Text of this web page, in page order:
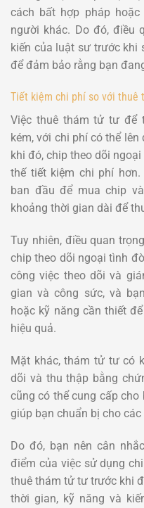
cách bất hợp pháp
người khác. Do đó, điều
kiến của luật sư trước khi
để đảm bảo rằng bạn
Tiết kiệm chi phí so với thuê
Việc thuê thám tử tư để
kém, với chi phí có thể
khi đó, chip theo dõi
thế tiết kiệm chi phí
ban đầu để mua chip
khoảng thời gian dài để
Tuy nhiên, điều quan
chip theo dõi ngoại tình
công việc theo dõi và
gian và công sức, và
hoặc kỹ năng cần thiết
hiệu quả.
Mặt khác, thám tử tư có
dõi và thu thập bằng
cũng có thể cung cấp
giúp bạn chuẩn bị cho
Do đó, bạn nên cân
điểm của việc sử dụng
thuê thám tử tư trước khi
thời gian, kỹ năng và